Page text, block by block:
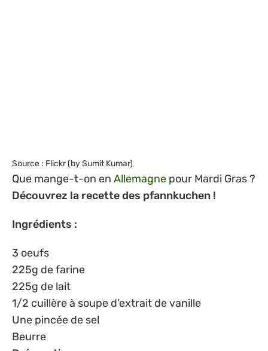
Source : Flickr (by Sumit Kumar)
Que mange-t-on en Allemagne pour Mardi Gras ?
Découvrez la recette des pfannkuchen !
Ingrédients :
3 oeufs
225g de farine
225g de lait
1/2 cuillère à soupe d’extrait de vanille
Une pincée de sel
Beurre